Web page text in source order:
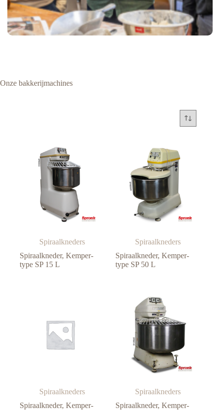
Onze bakkerijmachines
Spiraalkneders
Spiraalkneder, Kemper-
type SP 15 L
Spiraalkneders
Spiraalkneder, Kemper-
type SP 50 L
Spiraalkneders
Spiraalkneder, Kemper-
Spiraalkneders
Spiraalkneder, Kemper-